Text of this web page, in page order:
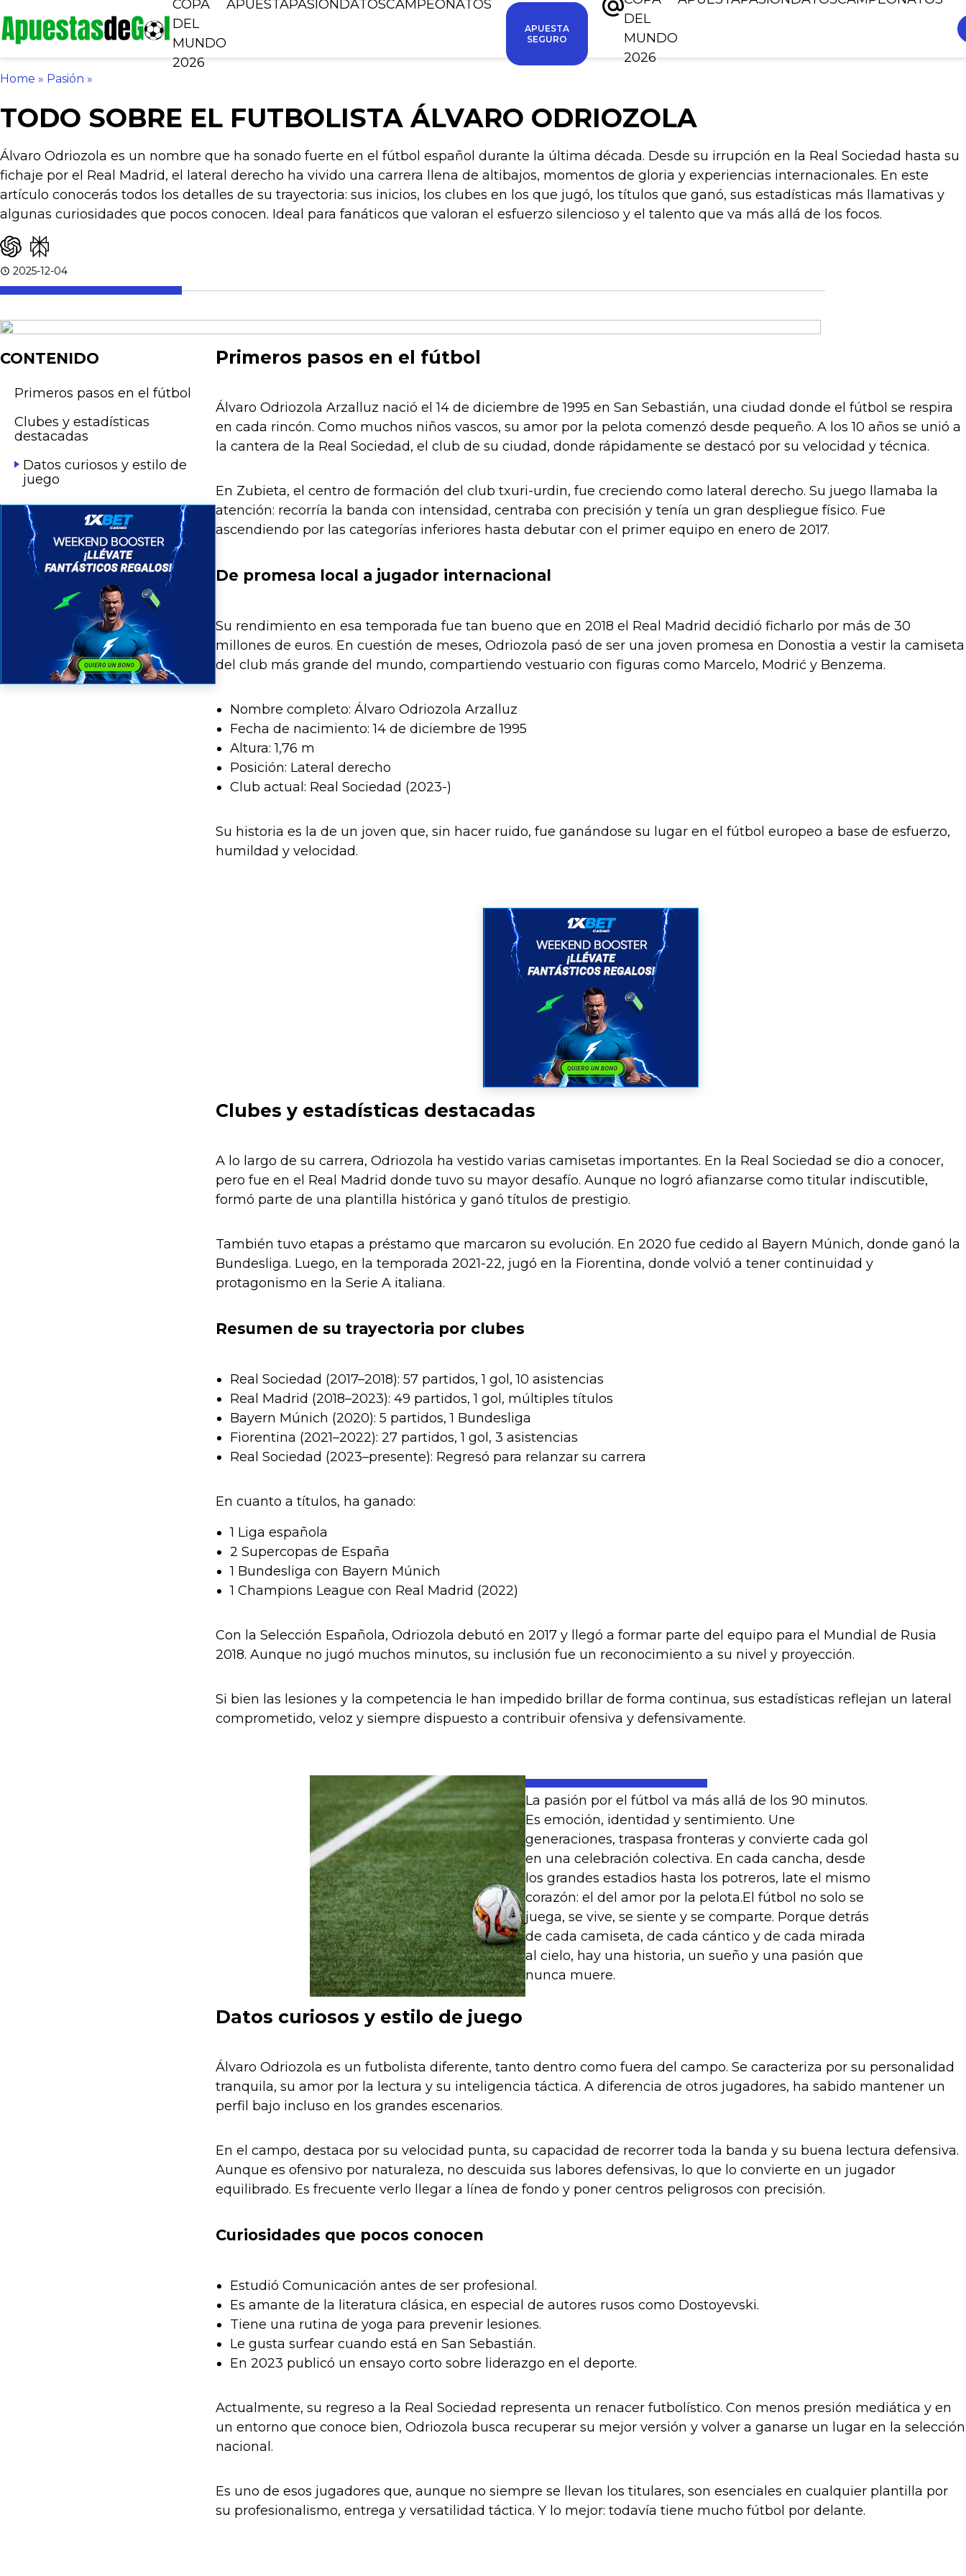
COPA
DEL
MUNDO
2026
APUESTAPASIÓN DATOSCAMPEONATOS
APUESTA
SEGURO
DEL
MUNDO
2026
Home » Pasión »
TODO SOBRE EL FUTBOLISTA ÁLVARO ODRIOZOLA
Álvaro Odriozola es un nombre que ha sonado fuerte en el fútbol español durante la última década. Desde su irrupción en la Real Sociedad hasta su
fichaje por el Real Madrid, el lateral derecho ha vivido una carrera llena de altibajos, momentos de gloria y experiencias internacionales. En este
artículo conocerás todos los detalles de su trayectoria: sus inicios, los clubes en los que jugó, los títulos que ganó, sus estadísticas más llamativas y
algunas curiosidades que pocos conocen. Ideal para fanáticos que valoran el esfuerzo silencioso y el talento que va más allá de los focos.
2025-12-04
CONTENIDO
Primeros pasos en el fútbol
Clubes y estadísticas
destacadas
Datos curiosos y estilo de
juego
Primeros pasos en el fútbol
Álvaro Odriozola Arzalluz nació el 14 de diciembre de 1995 en San Sebastián, una ciudad donde el fútbol se respira
en cada rincón. Como muchos niños vascos, su amor por la pelota comenzó desde pequeño. A los 10 años se unió a
la cantera de la Real Sociedad, el club de su ciudad, donde rápidamente se destacó por su velocidad y técnica.
En Zubieta, el centro de formación del club txuri-urdin, fue creciendo como lateral derecho. Su juego llamaba la
atención: recorría la banda con intensidad, centraba con precisión y tenía un gran despliegue físico. Fue
ascendiendo por las categorías inferiores hasta debutar con el primer equipo en enero de 2017.
De promesa local a jugador internacional
Su rendimiento en esa temporada fue tan bueno que en 2018 el Real Madrid decidió ficharlo por más de 30
millones de euros. En cuestión de meses, Odriozola pasó de ser una joven promesa en Donostia a vestir la camiseta
del club más grande del mundo, compartiendo vestuario con figuras como Marcelo, Modrić y Benzema.
Nombre completo: Álvaro Odriozola Arzalluz
Fecha de nacimiento: 14 de diciembre de 1995
Altura: 1,76 m
Posición: Lateral derecho
Club actual: Real Sociedad (2023-)
Su historia es la de un joven que, sin hacer ruido, fue ganándose su lugar en el fútbol europeo a base de esfuerzo,
humildad y velocidad.
Clubes y estadísticas destacadas
A lo largo de su carrera, Odriozola ha vestido varias camisetas importantes. En la Real Sociedad se dio a conocer,
pero fue en el Real Madrid donde tuvo su mayor desafío. Aunque no logró afianzarse como titular indiscutible,
formó parte de una plantilla histórica y ganó títulos de prestigio.
También tuvo etapas a préstamo que marcaron su evolución. En 2020 fue cedido al Bayern Múnich, donde ganó la
Bundesliga. Luego, en la temporada 2021-22, jugó en la Fiorentina, donde volvió a tener continuidad y
protagonismo en la Serie A italiana.
Resumen de su trayectoria por clubes
Real Sociedad (2017–2018): 57 partidos, 1 gol, 10 asistencias
Real Madrid (2018–2023): 49 partidos, 1 gol, múltiples títulos
Bayern Múnich (2020): 5 partidos, 1 Bundesliga
Fiorentina (2021–2022): 27 partidos, 1 gol, 3 asistencias
Real Sociedad (2023–presente): Regresó para relanzar su carrera
En cuanto a títulos, ha ganado:
1 Liga española
2 Supercopas de España
1 Bundesliga con Bayern Múnich
1 Champions League con Real Madrid (2022)
Con la Selección Española, Odriozola debutó en 2017 y llegó a formar parte del equipo para el Mundial de Rusia
2018. Aunque no jugó muchos minutos, su inclusión fue un reconocimiento a su nivel y proyección.
Si bien las lesiones y la competencia le han impedido brillar de forma continua, sus estadísticas reflejan un lateral
comprometido, veloz y siempre dispuesto a contribuir ofensiva y defensivamente.
La pasión por el fútbol va más allá de los 90 minutos.
Es emoción, identidad y sentimiento. Une
generaciones, traspasa fronteras y convierte cada gol
en una celebración colectiva. En cada cancha, desde
los grandes estadios hasta los potreros, late el mismo
corazón: el del amor por la pelota.El fútbol no solo se
juega, se vive, se siente y se comparte. Porque detrás
de cada camiseta, de cada cántico y de cada mirada
al cielo, hay una historia, un sueño y una pasión que
nunca muere.
Datos curiosos y estilo de juego
Álvaro Odriozola es un futbolista diferente, tanto dentro como fuera del campo. Se caracteriza por su personalidad
tranquila, su amor por la lectura y su inteligencia táctica. A diferencia de otros jugadores, ha sabido mantener un
perfil bajo incluso en los grandes escenarios.
En el campo, destaca por su velocidad punta, su capacidad de recorrer toda la banda y su buena lectura defensiva.
Aunque es ofensivo por naturaleza, no descuida sus labores defensivas, lo que lo convierte en un jugador
equilibrado. Es frecuente verlo llegar a línea de fondo y poner centros peligrosos con precisión.
Curiosidades que pocos conocen
Estudió Comunicación antes de ser profesional.
Es amante de la literatura clásica, en especial de autores rusos como Dostoyevski.
Tiene una rutina de yoga para prevenir lesiones.
Le gusta surfear cuando está en San Sebastián.
En 2023 publicó un ensayo corto sobre liderazgo en el deporte.
Actualmente, su regreso a la Real Sociedad representa un renacer futbolístico. Con menos presión mediática y en
un entorno que conoce bien, Odriozola busca recuperar su mejor versión y volver a ganarse un lugar en la selección
nacional.
Es uno de esos jugadores que, aunque no siempre se llevan los titulares, son esenciales en cualquier plantilla por
su profesionalismo, entrega y versatilidad táctica. Y lo mejor: todavía tiene mucho fútbol por delante.